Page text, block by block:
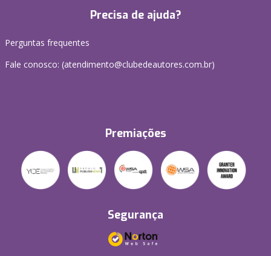
Precisa de ajuda?
Perguntas frequentes
Fale conosco: (atendimento@clubedeautores.com.br)
Premiações
Segurança